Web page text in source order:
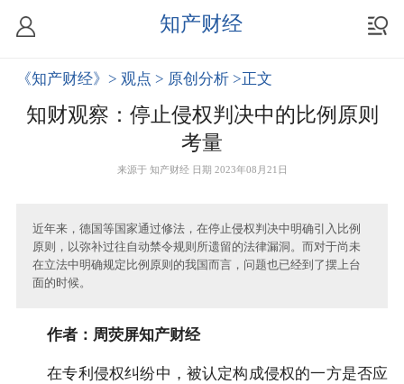
知产财经
《知产财经》 > 观点 > 原创分析 >正文
知财观察：停止侵权判决中的比例原则
考量
来源于 知产财经 日期 2023年08月21日
近年来，德国等国家通过修法，在停止侵权判决中明确引入比例
原则，以弥补过往自动禁令规则所遗留的法律漏洞。而对于尚未
在立法中明确规定比例原则的我国而言，问题也已经到了摆上台
面的时候。
作者：周荧屏知产财经
在专利侵权纠纷中，被认定构成侵权的一方是否应